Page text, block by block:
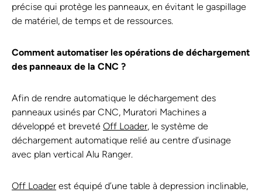
précise qui protège les panneaux, en évitant le gaspillage
de matériel, de temps et de ressources.
Comment automatiser les opérations de déchargement
des panneaux de la CNC ?
Afin de rendre automatique le déchargement des
panneaux usinés par CNC, Muratori Machines a
développé et breveté Off Loader, le système de
déchargement automatique relié au centre d’usinage
avec plan vertical Alu Ranger.
Off Loader est équipé d’une table à depression inclinable,